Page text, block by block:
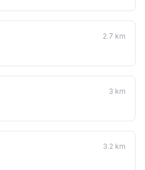
2.7 km
3 km
3.2 km